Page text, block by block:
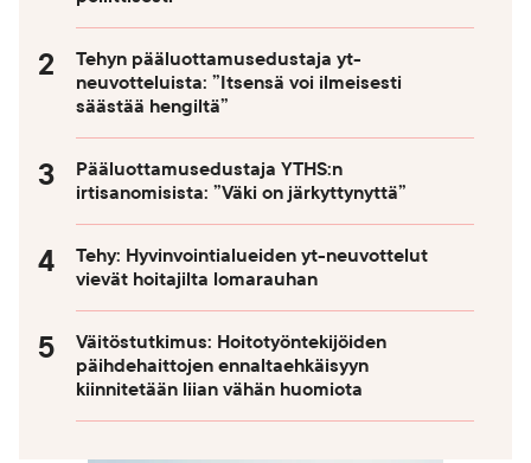
Tehyn pääluottamusedustaja yt-
neuvotteluista: ”Itsensä voi ilmeisesti
säästää hengiltä”
Pääluottamusedustaja YTHS:n
irtisanomisista: ”Väki on järkyttynyttä”
Tehy: Hyvinvointialueiden yt-neuvottelut
vievät hoitajilta lomarauhan
Väitöstutkimus: Hoitotyöntekijöiden
päihdehaittojen ennaltaehkäisyyn
kiinnitetään liian vähän huomiota